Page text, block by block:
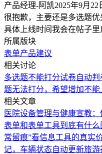
产品经理-阿凯2025年9月22
很抱歉，主要还是多选题
具体上线时间我会在帖子里
所属版块
表单产品建议
相关讨论
多选题不能打分试卷自动
题无法打分，希望增加不能
相关文章
医院设备管理与健康宣教：
表单和表单工具到底有什么
常留痕”看信息工具的真实
记，车辆状态自动更新旅游